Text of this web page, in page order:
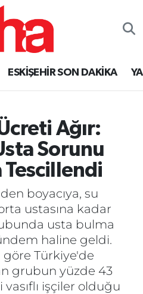
ESKİŞEHİR SON DAKİKA
Ağır:
Sorunu
Tescillendi
boyacıya, su
ustasına kadar
usta bulma
haline geldi.
göre Türkiye'de
grubun yüzde 43
vasıflı işçiler olduğu